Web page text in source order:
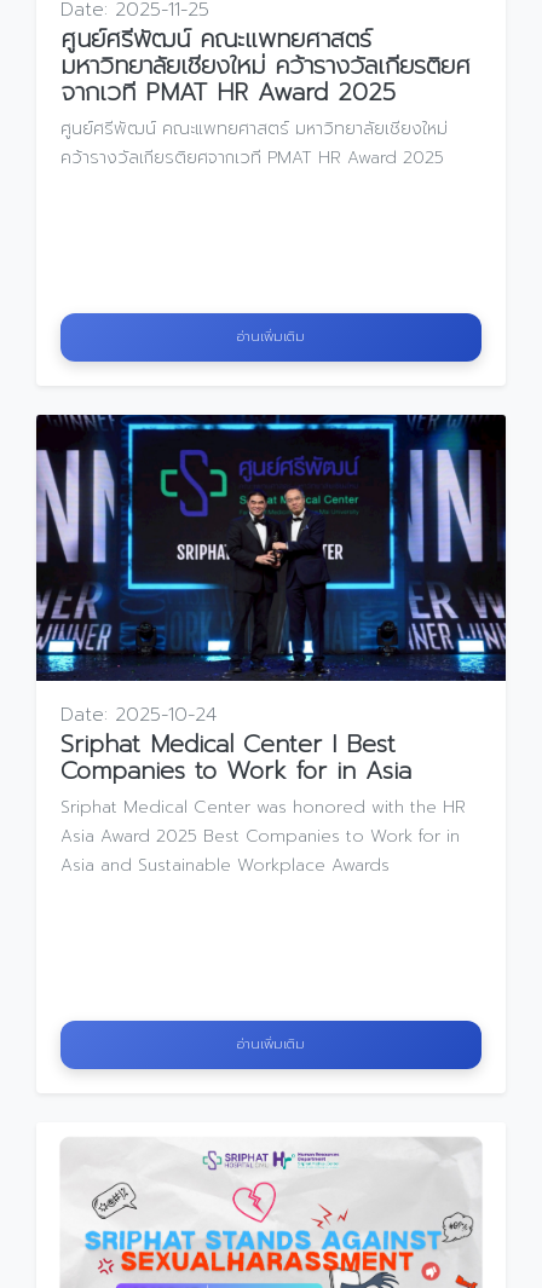
Date: 2025-11-25
ศูนย์ศรีพัฒน์ คณะแพทยศาสตร์
มหาวิทยาลัยเชียงใหม่ คว้ารางวัลเกียรติยศ
จากเวที PMAT HR Award 2025
ศูนย์ศรีพัฒน์ คณะแพทยศาสตร์ มหาวิทยาลัยเชียงใหม่
คว้ารางวัลเกียรติยศจากเวที PMAT HR Award 2025
อ่านเพิ่มเติม
Date: 2025-10-24
Sriphat Medical Center I Best
Companies to Work for in Asia
Sriphat Medical Center was honored with the HR
Asia Award 2025 Best Companies to Work for in
Asia and Sustainable Workplace Awards
อ่านเพิ่มเติม